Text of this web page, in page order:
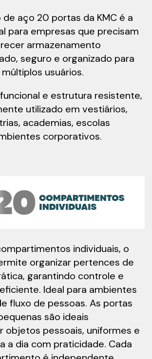
de aço 20 portas da KMC é a
para empresas que precisam
armazenamento
seguro e organizado para
múltiplos usuários.
e estrutura resistente,
utilizado em vestiários,
academias, escolas
corporativos.
individuais, o
organizar pertences de
garantindo controle e
Ideal para ambientes
fluxo de pessoas. As portas
são ideais
objetos pessoais, uniformes e
a dia com praticidade. Cada